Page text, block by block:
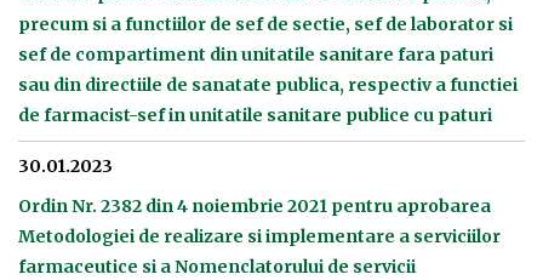
precum si a functiilor de sef de sectie, sef de laborator si
sef de compartiment din unitatile sanitare fara paturi
sau din directiile de sanatate publica, respectiv a functiei
de farmacist-sef in unitatile sanitare publice cu paturi
30.01.2023
Ordin Nr. 2382 din 4 noiembrie 2021 pentru aprobarea
Metodologiei de realizare si implementare a serviciilor
farmaceutice si a Nomenclatorului de servicii